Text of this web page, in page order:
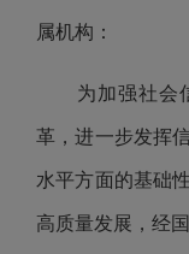
属机构：
为加强社会信
革，进一步发挥
水平方面的基础
高质量发展，经